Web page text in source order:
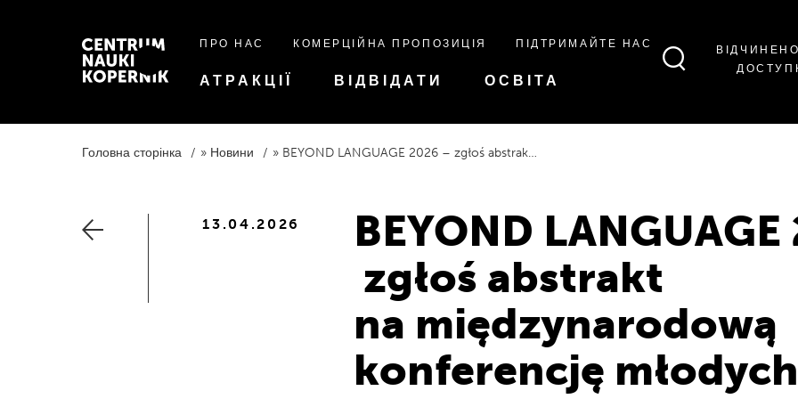
ПРО НАС КОМЕРЦІЙНА ПРОПОЗИЦІЯ ПІДТРИМАЙТЕ НАС
АТРАКЦІЇ ВІДВІДАТИ ОСВІТА
ВІДЧИНЕНО
Головна сторінка Новини BEYOND LANGUAGE 2026 – zgłoś abstrakt na międzynarodową konferencję młodych badaczy
BEYOND
zgłoś abstrakt
na międzynarodową
konferencję
13.04.2026